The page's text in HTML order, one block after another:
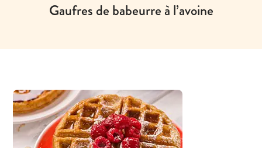
Gaufres de babeurre à l’avoine